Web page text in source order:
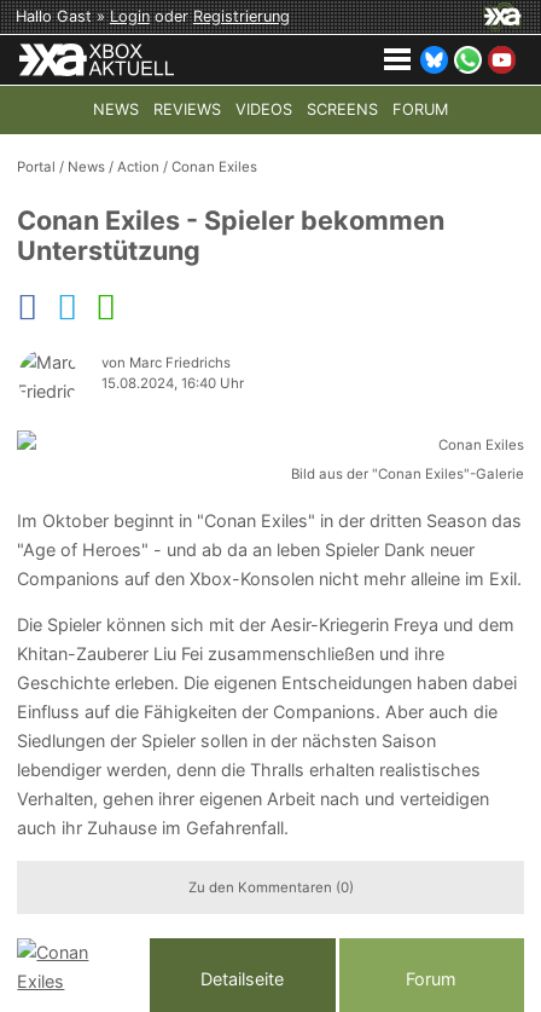
Hallo Gast »LoginoderRegistrierung
NEWS REVIEWS VIDEOS SCREENS FORUM
TOP-THEMEN: COD: MODERN WARFARE 4 HALO:
Portal / News /Action /Conan Exiles
Conan Exiles - Spieler bekommen
Unterstützung
von Marc Friedrichs
15.08.2024, 16:40 Uhr
Bild aus der "Conan Exiles"-Galerie
Im Oktober beginnt in "Conan Exiles" in der dritten Season das
"Age of Heroes" - und ab da an leben Spieler Dank neuer
Companions auf den Xbox-Konsolen nicht mehr alleine im Exil.
Die Spieler können sich mit der Aesir-Kriegerin Freya und dem
Khitan-Zauberer Liu Fei zusammenschließen und ihre
Geschichte erleben. Die eigenen Entscheidungen haben dabei
Einfluss auf die Fähigkeiten der Companions. Aber auch die
Siedlungen der Spieler sollen in der nächsten Saison
lebendiger werden, denn die Thralls erhalten realistisches
Verhalten, gehen ihrer eigenen Arbeit nach und verteidigen
auch ihr Zuhause im Gefahrenfall.
Zu den Kommentaren (0)
Detailseite Forum